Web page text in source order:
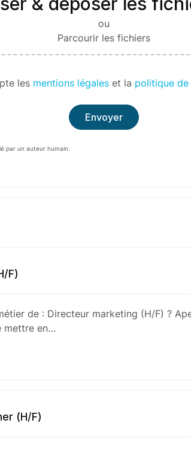
ou
Parcourir les fichiers
les mentions légaleset la politique
par un auteur humain.
F)
de : Directeur marketing (H/F) ?
mettre en…
(H/F)